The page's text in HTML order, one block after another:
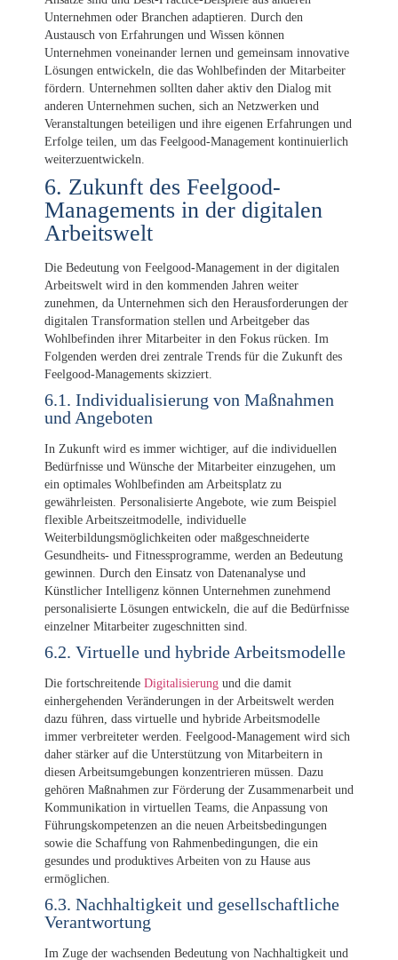
Unternehmen oder Branchen adaptieren. Durch den
Austausch von Erfahrungen und Wissen können
Unternehmen voneinander lernen und gemeinsam innovative
Lösungen entwickeln, die das Wohlbefinden der Mitarbeiter
fördern. Unternehmen sollten daher aktiv den Dialog mit
anderen Unternehmen suchen, sich an Netzwerken und
Veranstaltungen beteiligen und ihre eigenen Erfahrungen und
Erfolge teilen, um das Feelgood-Management kontinuierlich
weiterzuentwickeln.
6. Zukunft des Feelgood-
Managements in der digitalen
Arbeitswelt
Die Bedeutung von Feelgood-Management in der digitalen
Arbeitswelt wird in den kommenden Jahren weiter
zunehmen, da Unternehmen sich den Herausforderungen der
digitalen Transformation stellen und Arbeitgeber das
Wohlbefinden ihrer Mitarbeiter in den Fokus rücken. Im
Folgenden werden drei zentrale Trends für die Zukunft des
Feelgood-Managements skizziert.
6.1. Individualisierung von Maßnahmen
und Angeboten
In Zukunft wird es immer wichtiger, auf die individuellen
Bedürfnisse und Wünsche der Mitarbeiter einzugehen, um
ein optimales Wohlbefinden am Arbeitsplatz zu
gewährleisten. Personalisierte Angebote, wie zum Beispiel
flexible Arbeitszeitmodelle, individuelle
Weiterbildungsmöglichkeiten oder maßgeschneiderte
Gesundheits- und Fitnessprogramme, werden an Bedeutung
gewinnen. Durch den Einsatz von Datenanalyse und
Künstlicher Intelligenz können Unternehmen zunehmend
personalisierte Lösungen entwickeln, die auf die Bedürfnisse
einzelner Mitarbeiter zugeschnitten sind.
6.2. Virtuelle und hybride Arbeitsmodelle
Die fortschreitende Digitalisierung und die damit
einhergehenden Veränderungen in der Arbeitswelt werden
dazu führen, dass virtuelle und hybride Arbeitsmodelle
immer verbreiteter werden. Feelgood-Management wird sich
daher stärker auf die Unterstützung von Mitarbeitern in
diesen Arbeitsumgebungen konzentrieren müssen. Dazu
gehören Maßnahmen zur Förderung der Zusammenarbeit und
Kommunikation in virtuellen Teams, die Anpassung von
Führungskompetenzen an die neuen Arbeitsbedingungen
sowie die Schaffung von Rahmenbedingungen, die ein
gesundes und produktives Arbeiten von zu Hause aus
ermöglichen.
6.3. Nachhaltigkeit und gesellschaftliche
Verantwortung
Im Zuge der wachsenden Bedeutung von Nachhaltigkeit und